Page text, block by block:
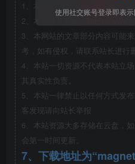
1、本网站名称：
2、本站永久网址：
3、本网站的文章部分内容可能
考，如有侵权，请联系站长进行
4、本站一切资源不代表本站立
其真实性负责。
5、本站一律禁止以任何方式发
客发现请向站长举报
6、本站资源大多存储在云盘，
会第一时间更新。
7、下载地址为
使用社交账号登录即表